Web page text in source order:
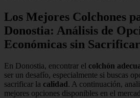
Los Mejores Colchones
Donostia: Análisis de
Económicas sin
En Donostia, encontrar el colchón
ser un desafío, especialmente si buscas
sacrificar la calidad. A continuación,
mejores opciones disponibles en el